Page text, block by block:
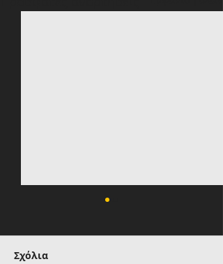
Σχόλια